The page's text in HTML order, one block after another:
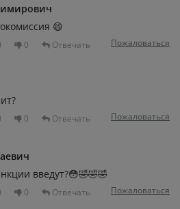
😄
0 Отвечать Пожаловаться
0 Отвечать Пожаловаться
введут?😳🤣🤣🤣
0 Отвечать Пожаловаться